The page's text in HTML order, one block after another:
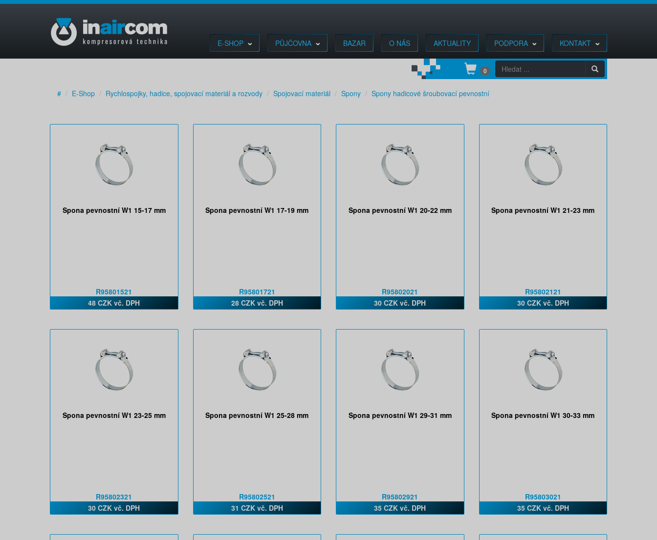
E-SHOP PŮJČOVNA BAZAR O NÁS AKTUALITY PODPORA KONTAKT
0
# E-Shop Rychlospojky, hadice, spojovací materiál a rozvody Spojovací materiál Spony Spony hadicové šroubovací pevnostní
Spona pevnostní W1 15-17 mm
R95801521
48 CZK vč. DPH
Spona pevnostní W1 17-19 mm
R95801721
28 CZK vč. DPH
Spona pevnostní W1 20-22 mm
R95802021
30 CZK vč. DPH
Spona pevnostní W1 21-23 mm
R95802121
30 CZK vč. DPH
Spona pevnostní W1 23-25 mm
R95802321
30 CZK vč. DPH
Spona pevnostní W1 25-28 mm
R95802521
31 CZK vč. DPH
Spona pevnostní W1 29-31 mm
R95802921
35 CZK vč. DPH
Spona pevnostní W1 30-33 mm
R95803021
35 CZK vč. DPH